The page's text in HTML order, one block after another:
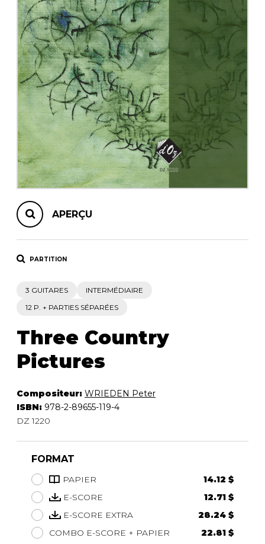
AUTRES PRODUITS
APERÇU
PARTITION
3 GUITARES
INTERMÉDIAIRE
12 P. + PARTIES SÉPARÉES
Three Country
Pictures
Compositeur: WRIEDEN Peter
ISBN: 978-2-89655-119-4
DZ 1220
FORMAT
PAPIER
14.12 $
E-SCORE
12.71 $
E-SCORE EXTRA
28.24 $
COMBO E-SCORE + PAPIER
22.81 $